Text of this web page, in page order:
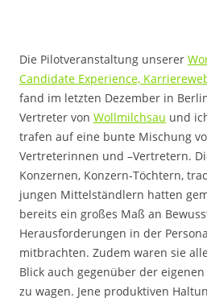
Die Pilotveranstaltung unserer
Candidate Experience,
fand im letzten Dezember in
Vertreter von Wollmilchsau und
trafen auf eine bunte Mischung
Vertreterinnen und –Vertretern.
Konzernen, Konzern-Töchtern,
jungen Mittelständlern hatten
bereits ein großes Maß an
Herausforderungen in der
mitbrachten. Zudem waren sie
Blick auch gegenüber der
zu wagen. Jene produktiven